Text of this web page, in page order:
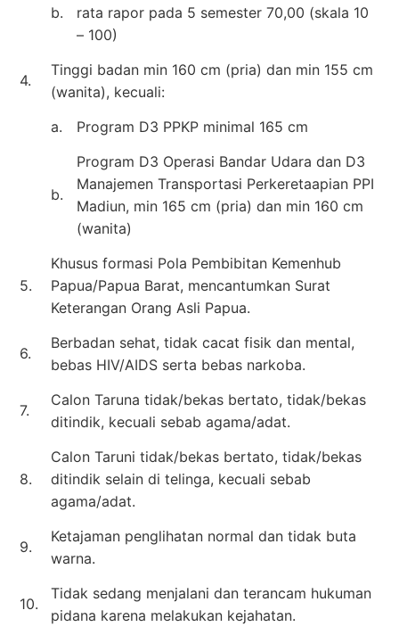
b.
rata rapor pada 5 semester 70,00 (skala 10
– 100)
4.
Tinggi badan min 160 cm (pria) dan min 155 cm
(wanita), kecuali:
a.
Program D3 PPKP minimal 165 cm
b.
Program D3 Operasi Bandar Udara dan D3
Manajemen Transportasi Perkeretaapian PPI
Madiun, min 165 cm (pria) dan min 160 cm
(wanita)
5.
Khusus formasi Pola Pembibitan Kemenhub
Papua/Papua Barat, mencantumkan Surat
Keterangan Orang Asli Papua.
6.
Berbadan sehat, tidak cacat fisik dan mental,
bebas HIV/AIDS serta bebas narkoba.
7.
Calon Taruna tidak/bekas bertato, tidak/bekas
ditindik, kecuali sebab agama/adat.
8.
Calon Taruni tidak/bekas bertato, tidak/bekas
ditindik selain di telinga, kecuali sebab
agama/adat.
9.
Ketajaman penglihatan normal dan tidak buta
warna.
10.
Tidak sedang menjalani dan terancam hukuman
pidana karena melakukan kejahatan.